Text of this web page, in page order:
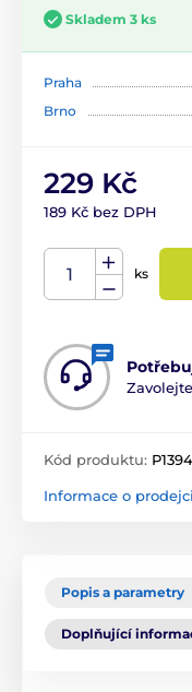
Skladem 3 ks
Praha
Brno
229 Kč
189 Kč bez DPH
ks
Kód produktu: P1394
Informace o prodejci
Popis a parametry
Doplňující